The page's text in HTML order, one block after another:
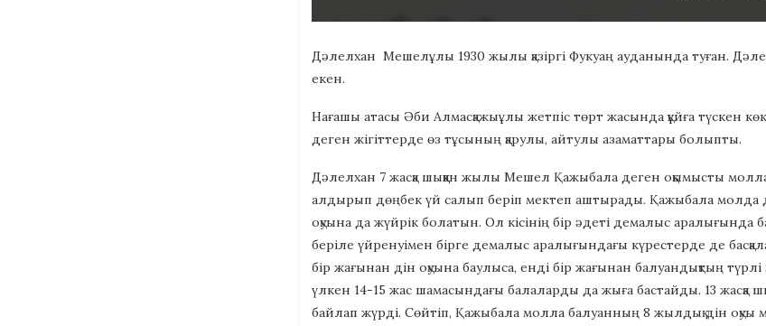
Дәлелхан Мешелұлы 1930 жылы қазіргі Фукуаң ауданында туған.
екен.
Нағашы атасы Әби Алмасқажыұлы жетпіс төрт жасында құйға түскен
деген жігіттерде өз тұсының қарулы, айтулы азаматтары болыпты.
Дәлелхан 7 жасқа шыққан жылы Мешел Қажыбала деген оқымысты
алдырып дөңбек үй салып беріп мектеп аштырады. Қажыбала молда
оқуына да жүйрік болатын. Ол кісінің бір әдеті демалыс аралығында
беріле үйренуімен бірге демалыс аралығындағы күрестерде де
бір жағынан дін оқуына баулыса, енді бір жағынан балуандықтың
үлкен 14-15 жас шамасындағы балаларды да жыға бастайды. 13 жасқа
байлап жүрді. Сөйтіп, Қажыбала молла балуанның 8 жылдық дін